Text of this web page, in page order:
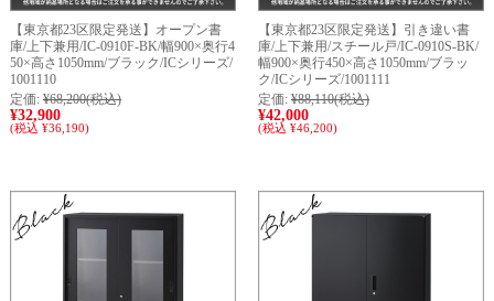
【東京都23区限定発送】オープン書
庫/上下兼用/IC-0910F-BK/幅900×奥行4
50×高さ1050mm/ブラック/ICシリーズ/
1001110
定価: ¥68,200(税込)
¥32,900
(税込 ¥36,190)
【東京都23区限定発送】引き違い書
庫/上下兼用/スチール戸/IC-0910S-BK/
幅900×奥行450×高さ1050mm/ブラッ
ク/ICシリーズ/1001111
定価: ¥88,110(税込)
¥42,000
(税込 ¥46,200)